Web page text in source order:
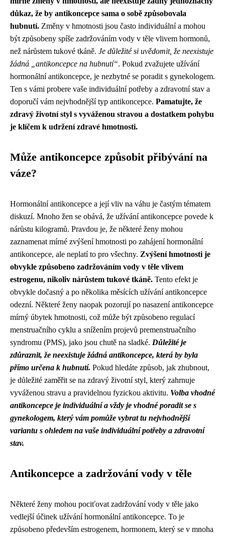
důkaz, že by antikoncepce sama o sobě způsobovala
hubnutí. Změny v hmotnosti jsou často individuální a mohou
být způsobeny spíše zadržováním vody v těle vlivem hormonů,
než nárůstem tukové tkáně. Je důležité si uvědomit, že neexistuje
žádná „antikoncepce na hubnutí“. Pokud zvažujete užívání
hormonální antikoncepce, je nezbytné se poradit s gynekologem.
Ten s vámi probere vaše individuální potřeby a zdravotní stav a
doporučí vám nejvhodnější typ antikoncepce. Pamatujte, že
zdravý životní styl s vyváženou stravou a dostatkem pohybu
je klíčem k udržení zdravé hmotnosti.
Může antikoncepce způsobit přibývání na
váze?
Hormonální antikoncepce a její vliv na váhu je častým tématem
diskuzí. Mnoho žen se obává, že užívání antikoncepce povede k
nárůstu kilogramů. Pravdou je, že některé ženy mohou
zaznamenat mírné zvýšení hmotnosti po zahájení hormonální
antikoncepce, ale neplatí to pro všechny. Zvýšení hmotnosti je
obvykle způsobeno zadržováním vody v těle vlivem
estrogenu, nikoliv nárůstem tukové tkáně. Tento efekt je
obvykle dočasný a po několika měsících užívání antikoncepce
odezní. Některé ženy naopak pozorují po nasazení antikoncepce
mírný úbytek hmotnosti, což může být způsobeno regulací
menstruačního cyklu a snížením projevů premenstruačního
syndromu (PMS), jako jsou chutě na sladké. Důležité je
zdůraznit, že neexistuje žádná antikoncepce, která by byla
přímo určena k hubnutí. Pokud hledáte způsob, jak zhubnout,
je důležité zaměřit se na zdravý životní styl, který zahrnuje
vyváženou stravu a pravidelnou fyzickou aktivitu. Volba vhodné
antikoncepce je individuální a vždy je vhodné poradit se s
gynekologem, který vám pomůže vybrat tu nejvhodnější
variantu s ohledem na vaše individuální potřeby a zdravotní
stav.
Antikoncepce a zadržování vody v těle
Některé ženy mohou pociťovat zadržování vody v těle jako
vedlejší účinek užívání hormonální antikoncepce. To je
způsobeno především estrogenem, hormonem, který se v mnoha